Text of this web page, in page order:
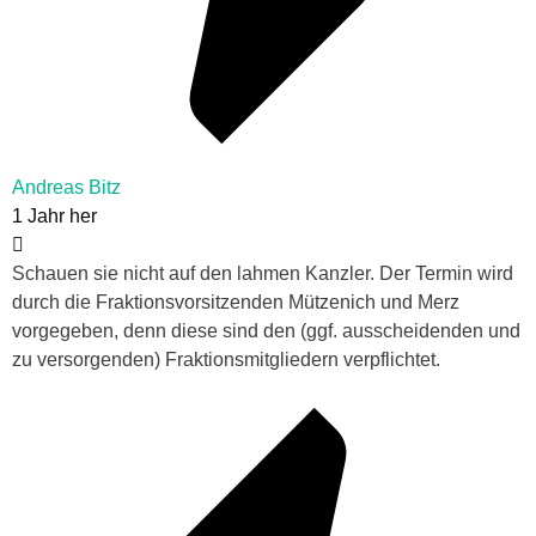
Andreas Bitz
1 Jahr her
Schauen sie nicht auf den lahmen Kanzler. Der Termin wird
durch die Fraktionsvorsitzenden Mützenich und Merz
vorgegeben, denn diese sind den (ggf. ausscheidenden und
zu versorgenden) Fraktionsmitgliedern verpflichtet.